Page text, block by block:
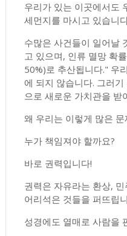
우리가 있는 이곳에서도
세먼지를 마시고 있습니
수많은 사건들이 일어날
고 있으며, 인류 멸망 확
50%)로 추산됩니다." 우
에 되지 않습니다. 그러
으로 새로운 가치관을 받
왜 우리는 이렇게 많은
누가 책임져야 할까요?
바로 권력입니다!
권력은 자유라는 환상,
어리석은 것들을 퍼뜨립
성경에도 열매로 사람을